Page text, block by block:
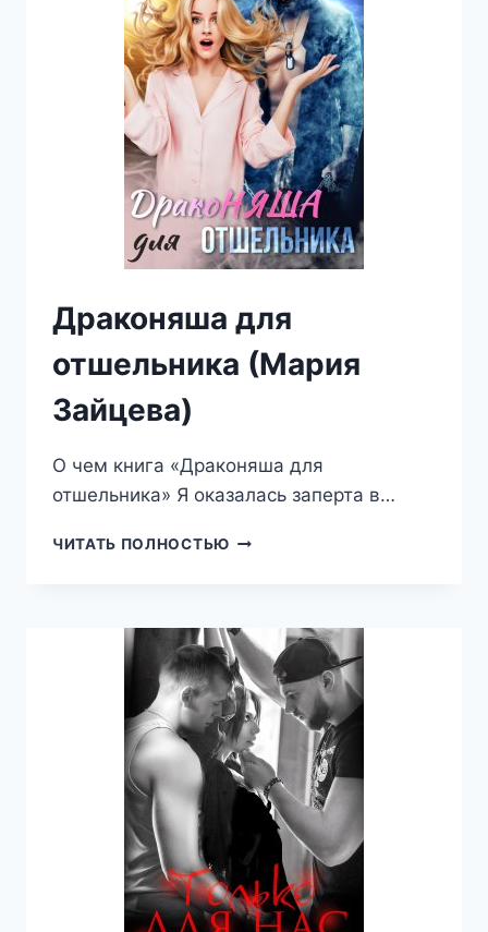
Драконяша для
отшельника (Мария
Зайцева)
О чем книга «Драконяша для
отшельника» Я оказалась заперта в…
ЧИТАТЬ ПОЛНОСТЬЮ ДРАКОНЯША
ЗАЙЦЕВА)